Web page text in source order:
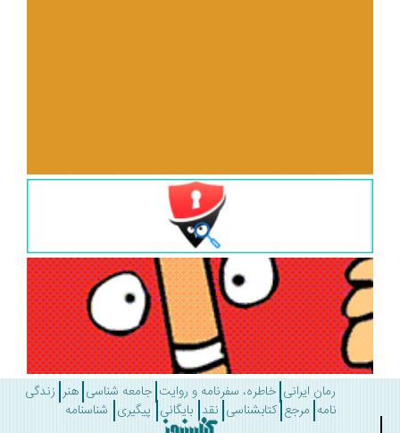
رمان ایرانی خاطره، سفرنامه و روایت جامعه شناسی هنر زندگی
مرجع کتابشناسی نقد بایگانی پیگیری شناسنامه